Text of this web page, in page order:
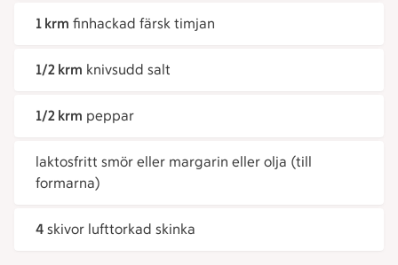
1 krm finhackad färsk timjan
1/2 krm knivsudd salt
1/2 krm peppar
laktosfritt smör eller margarin eller olja (till
formarna)
4 skivor lufttorkad skinka